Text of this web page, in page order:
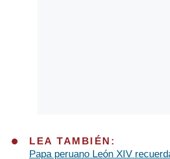
LEA TAMBIÉN:
Papa peruano León XIV